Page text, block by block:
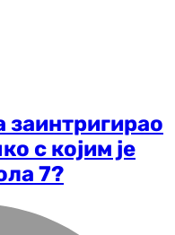
заинтригирао
с којим је
7?